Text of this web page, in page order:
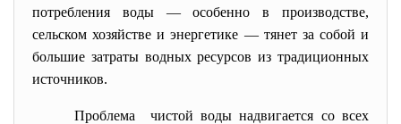
потребления воды — особенно в производстве,
сельском хозяйстве и энергетике — тянет за собой и
большие затраты водных ресурсов из традиционных
источников.
Проблема чистой воды надвигается со всех